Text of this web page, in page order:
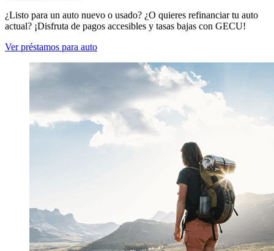
¿Listo para un auto nuevo o usado? ¿O quieres refinanciar tu auto
actual? ¡Disfruta de pagos accesibles y tasas bajas con GECU!
Ver préstamos para auto